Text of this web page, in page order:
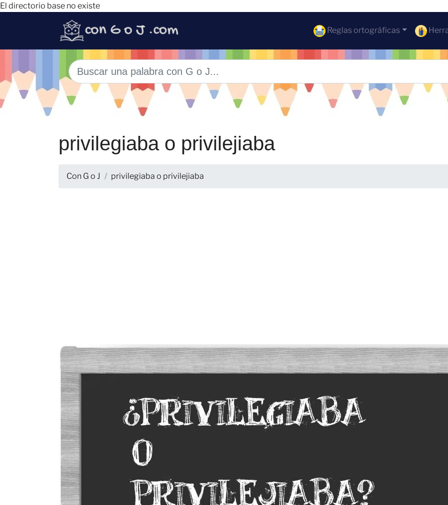
El directorio base no existe
Reglas ortográficas
privilegiaba o privilejiaba
Con G o J privilegiaba o privilejiaba